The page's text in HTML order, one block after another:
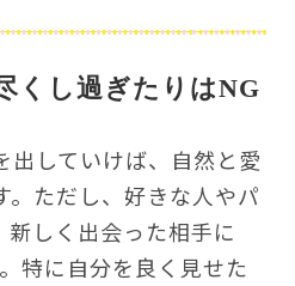
くし過ぎたりはNG
出していけば、自然と愛
。ただし、好きな人やパ
しく出会った相手に
特に自分を良く見せた